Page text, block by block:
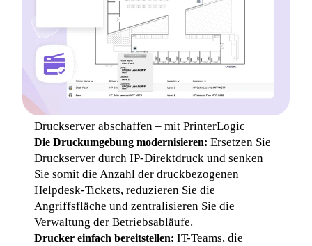
Druckserver abschaffen – mit PrinterLogic
Die Druckumgebung modernisieren: Ersetzen Sie
Druckserver durch IP-Direktdruck und senken
Sie somit die Anzahl der druckbezogenen
Helpdesk-Tickets, reduzieren Sie die
Angriffsfläche und zentralisieren Sie die
Verwaltung der Betriebsabläufe.
Drucker einfach bereitstellen: IT-Teams, die